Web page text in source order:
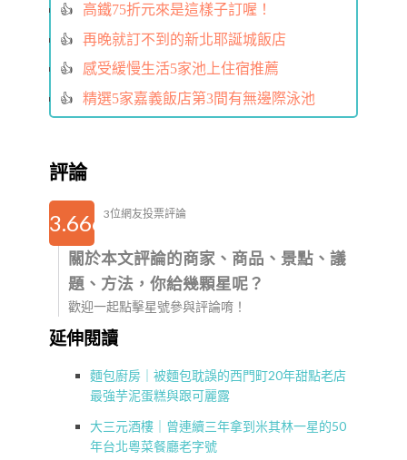
高鐵75折元來是這樣子訂喔！
再晚就訂不到的新北耶誕城飯店
感受緩慢生活5家池上住宿推薦
精選5家嘉義飯店第3間有無邊際泳池
評論
3.6666666666667
3位網友投票評論
關於本文評論的商家、商品、景點、議
題、方法，你給幾顆星呢？
歡迎一起點擊星號參與評論唷！
延伸閱讀
麵包廚房｜被麵包耽誤的西門町20年甜點老店
最強芋泥蛋糕與跟可麗露
大三元酒樓｜曾連續三年拿到米其林一星的50
年台北粵菜餐廳老字號